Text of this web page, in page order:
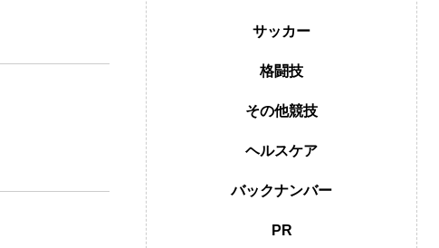
サッカー
格闘技
その他競技
ヘルスケア
バックナンバー
PR